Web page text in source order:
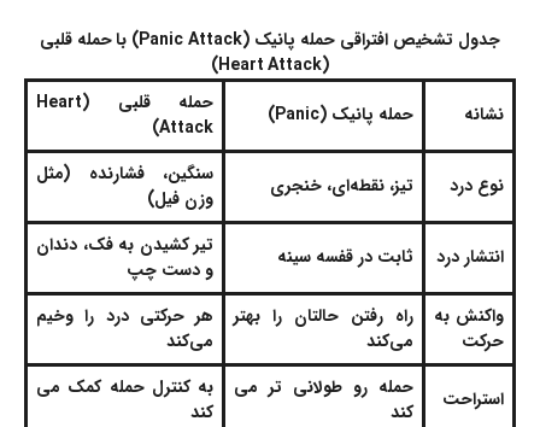
جدول تشخیص افتراقی حمله پانیک (Panic Attack) با حمله قلبی
(Heart Attack)
نشانه
حمله پانیک (Panic)
حمله قلبی (Heart
Attack)
نوع درد تیز، نقطه‌ای، خنجری
سنگین، فشارنده (مثل
وزن فیل)
انتشار درد ثابت در قفسه سینه
تیر کشیدن به فک، دندان
و دست چپ
واکنش به
حرکت
راه رفتن حالتان را بهتر
می‌کند
هر حرکتی درد را وخیم
می‌کند
استراحت
حمله رو طولانی تر می
کند
به کنترل حمله کمک می
کند